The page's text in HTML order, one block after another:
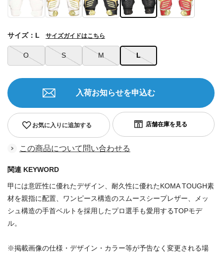
O S M L
サイズ：L サイズガイドはこちら
お気に入りに追加する
入荷お知らせを申込む
この商品について問い合わせる
関連 KEYWORD
甲には意匠性に優れたデザイン、耐久性に優れたKOMA TOUGH素
材を親指に配置、ワンピース構造のスムースシープレザー、メッ
シュ構造の手首ベルトを採用したプロ選手も愛用するTOPモデ
ル。
※掲載画像の仕様・デザイン・カラー等が予告なく変更される場